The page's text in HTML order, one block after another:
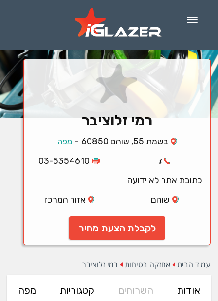
Menu
רמי זלוציבר
בשמת 55, שוהם 60850 -מפה
03-5354610
כתובת אתר לא ידועה
שוהם
אזור המרכז
לקבלת הצעת מחיר
עמוד הבית אחזקה בטיחות רמי זלוציבר
אודות השרותים קטגוריות
מפה